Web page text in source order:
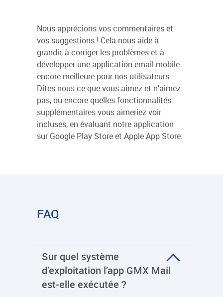
Nous apprécions vos commentaires et
vos suggestions ! Cela nous aide à
grandir, à corriger les problèmes et à
développer une application email mobile
encore meilleure pour nos utilisateurs.
Dites-nous ce que vous aimez et n’aimez
pas, ou encore quelles fonctionnalités
supplémentaires vous aimeriez voir
incluses, en évaluant notre application
sur Google Play Store et Apple App Store.
FAQ
Sur quel système
d’exploitation l’app GMX Mail
est-elle exécutée ?